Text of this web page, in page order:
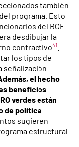
también
programa. Esto
del BCE
desdibujar la
contractivo41
los tipos de
señalización
el hecho
beneficios
verdes están
de política
sugieren
estructural